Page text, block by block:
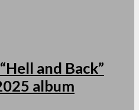
and Back”
album